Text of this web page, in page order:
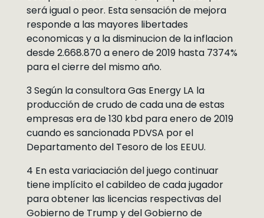
será igual o peor. Esta sensación de mejora
responde a las mayores libertades
economicas y a la disminucion de la inflacion
desde 2.668.870 a enero de 2019 hasta 7374%
para el cierre del mismo año.
3 Según la consultora Gas Energy LA la
producción de crudo de cada una de estas
empresas era de 130 kbd para enero de 2019
cuando es sancionada PDVSA por el
Departamento del Tesoro de los EEUU.
4 En esta variaciación del juego continuar
tiene implícito el cabildeo de cada jugador
para obtener las licencias respectivas del
Gobierno de Trump y del Gobierno de